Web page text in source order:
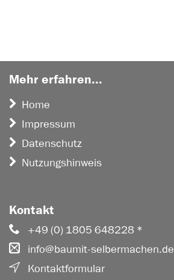
Mehr erfahren...
Home
Impressum
Datenschutz
Nutzungshinweis
Kontakt
+49 (0) 1805 648228 *
info@baumit-selbermachen.de
Kontaktformular